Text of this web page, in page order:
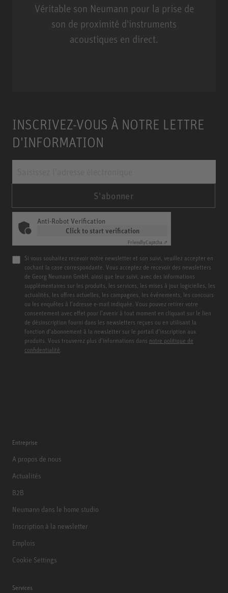
Véritable son Neumann pour la prise de
son de proximité d'instruments
acoustiques en direct.
INSCRIVEZ-VOUS À NOTRE LETTRE
D'INFORMATION
S'abonner
Anti-Robot Verification
Click to start verification
FriendlyCaptcha ⇗
Si vous souhaitez recevoir notre newsletter et son suivi, veuillez accepter en
cochant la case correspondante. Vous acceptez de recevoir des newsletters
de Georg Neumann GmbH, ainsi que leur suivi, avec des informations
supplémentaires sur les produits, les services, les mises à jour logicielles, les
actualités, les offres actuelles, les campagnes, les événements, les concours
ou les enquêtes à l’adresse e-mail indiquée. Vous pouvez retirer votre
consentement avec effet pour l’avenir à tout moment en cliquant sur le lien
de désinscription fourni dans les newsletters reçues ou en utilisant la
fonction d’abonnement à la newsletter sur le portail d’inscription aux
produits. Vous trouverez plus d’informations dans notre politique de
confidentialité.
Entreprise
A propos de nous
Actualités
B2B
Neumann dans le home studio
Inscription à la newsletter
Emplois
Cookie Settings
Services